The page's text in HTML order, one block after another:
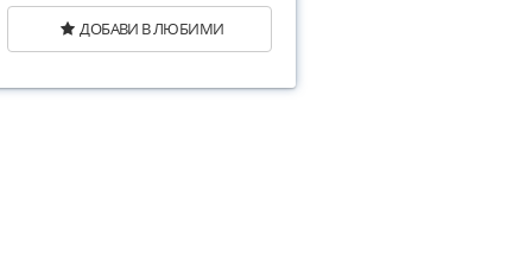
ДОБАВИ В ЛЮБИМИ